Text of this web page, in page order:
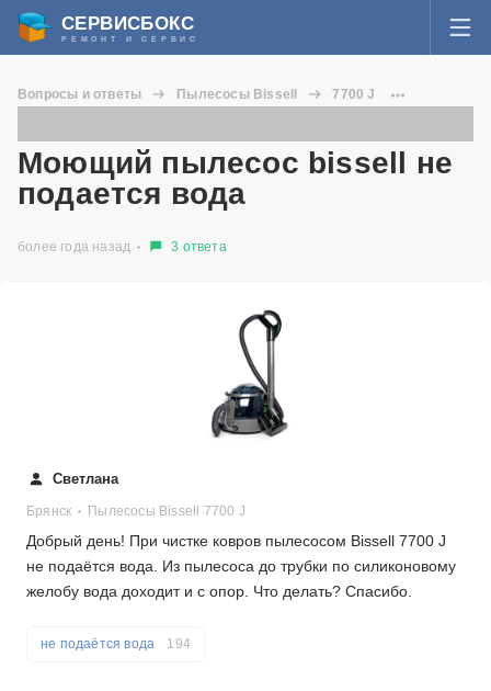
СЕРВИСБОКС
РЕМОНТ И СЕРВИС
Я забыл пароль
Регистрация
ВОПРОСЫ И ОТВЕТЫ
СТАТЬИ О РЕМОНТЕ
ДОБАВИТЬ СЕРВИСНЫЙ ЦЕНТР ИЛИ ЧАСТНОГО МАСТЕРА
ЗАДАТЬ ВОПРОС МАСТЕРАМ
Вопросы и ответы Пылесосы Bissell
7700 J
Моющий пылесос bissell не
подается вода
более года назад 3 ответа
Светлана
Брянск Пылесосы Bissell 7700 J
Добрый день! При чистке ковров пылесосом Bissell 7700 J
не подаётся вода. Из пылесоса до трубки по силиконовому
желобу вода доходит и с опор. Что делать? Спасибо.
не подаётся вода 194